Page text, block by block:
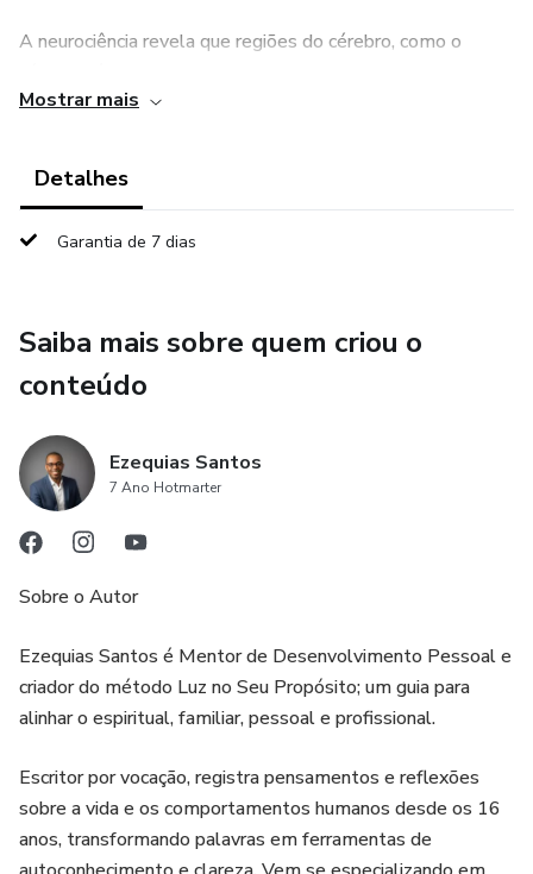
A neurociência revela que regiões do cérebro, como o
impulsos e direcionar decisões. Quando olhamos por essa
perspectiva profunda: a Bíblia como autoridade
apontam para o mesmo caminho; transformação pela
transformar hábitos, treinar habilidades para enxergar o
mundo com novos olhos. Cada reflexão foi pensada para
própria jornada.
O que começou como vocação nos cômodos e quintal de
casa vem sendo aprimorado em cursos de neurociência
comportamental e neuromarketing na Universidade de
Chicago e na escola de negócios de Copenhagen. O que
prática cotidiana, chega agora às suas mãos. Que cada
reflexão te guie para encontrar e viver intensamente seu
propósito.
Mostrar mais
Detalhes
Garantia de 7 dias
Saiba mais sobre quem criou o
conteúdo
Ezequias Santos
7 Ano Hotmarter
Sobre o Autor
Ezequias Santos é Mentor de Desenvolvimento Pessoal e
criador do método Luz no Seu Propósito; um guia para
alinhar o espiritual, familiar, pessoal e profissional.
Escritor por vocação, registra pensamentos e reflexões
sobre a vida e os comportamentos humanos desde os 16
anos, transformando palavras em ferramentas de